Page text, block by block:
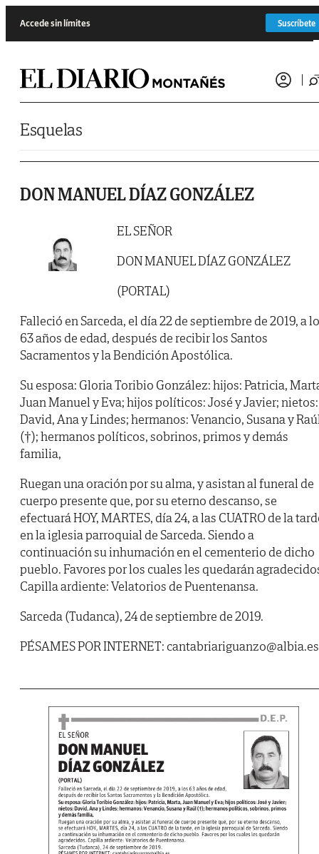
Accede sin límites Suscríbete
Esquelas
DON MANUEL DÍAZ GONZÁLEZ
EL SEÑOR
DON MANUEL DÍAZ GONZÁLEZ
(PORTAL)
Falleció en Sarceda, el día 22 de septiembre de 2019, a
63 años de edad, después de recibir los Santos
Sacramentos y la Bendición Apostólica.
Su esposa: Gloria Toribio González: hijos: Patricia,
Juan Manuel y Eva; hijos políticos: José y Javier; nietos:
David, Ana y Lindes; hermanos: Venancio, Susana y
(†); hermanos políticos, sobrinos, primos y demás
familia,
Ruegan una oración por su alma, y asistan al funeral de
cuerpo presente que, por su eterno descanso, se
efectuará HOY, MARTES, día 24, a las CUATRO de la
en la iglesia parroquial de Sarceda. Siendo a
continuación su inhumación en el cementerio de dicho
pueblo. Favores por los cuales les quedarán
Capilla ardiente: Velatorios de Puentenansa.
Sarceda (Tudanca), 24 de septiembre de 2019.
PÉSAMES POR INTERNET: cantabriariguanzo@albia.es